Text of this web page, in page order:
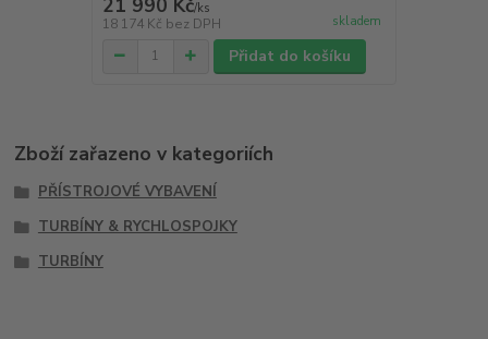
21 990 Kč/ks
18 174 Kč bez DPH skladem
Přidat do košíku
Zboží zařazeno v kategoriích
PŘÍSTROJOVÉ VYBAVENÍ
TURBÍNY & RYCHLOSPOJKY
TURBÍNY